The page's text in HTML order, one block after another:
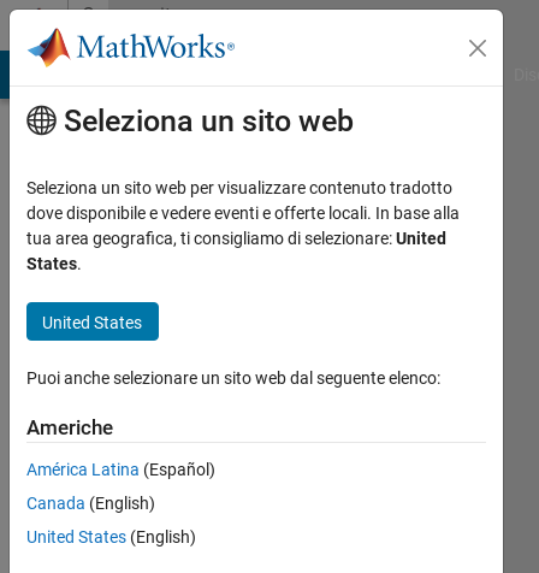
Vai al contenutoCommunity
Profile
Mashari
seen:
oltre un
Attivo
Followers:
Following:
Seleziona un sito web
Seleziona un sito web per visualizzare contenuto tradotto
dove disponibile e vedere eventi e offerte locali. In base alla
tua area geografica, ti consigliamo di selezionare:United
States.
United States
Puoi anche selezionare un sito web dal seguente elenco:
Americhe
América Latina (Español)
Canada (English)
United States (English)